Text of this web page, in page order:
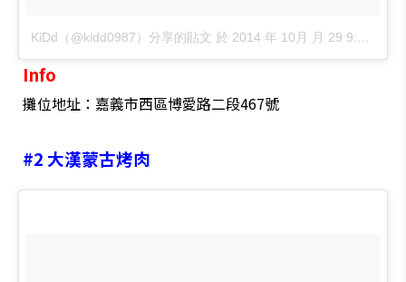
KiDd（@kidd0987）分享的貼文 於 2014 年 10月 月 29 9:19上午 PDT
Info
攤位地址：嘉義市西區博愛路二段467號
#2 大漢蒙古烤肉